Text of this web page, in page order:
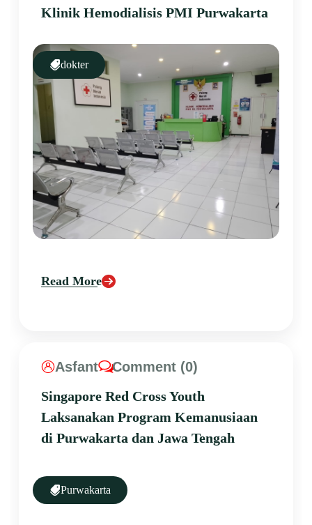
Klinik Hemodialisis PMI Purwakarta
dokter
Read More
Asfant
Comment (0)
Singapore Red Cross Youth
Laksanakan Program Kemanusiaan
di Purwakarta dan Jawa Tengah
Purwakarta